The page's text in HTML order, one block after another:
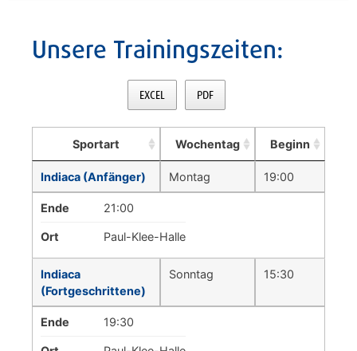
Unsere Trainingszeiten:
EXCEL PDF
Sportart Wochentag Beginn
Indiaca (Anfänger) Montag 19:00
Ende 21:00
Ort Paul-Klee-Halle
Indiaca
(Fortgeschrittene)
Sonntag 15:30
Ende 19:30